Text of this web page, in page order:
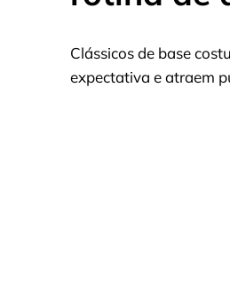
Clássicos de base
expectativa e atraem